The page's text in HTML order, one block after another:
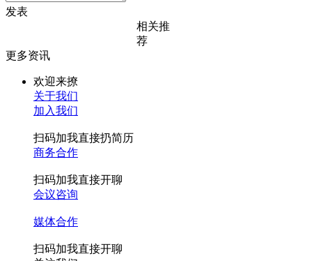
发表
相关推
荐
更多资讯
欢迎来撩
关于我们
加入我们
扫码加我直接扔简历
商务合作
扫码加我直接开聊
会议咨询
媒体合作
扫码加我直接开聊